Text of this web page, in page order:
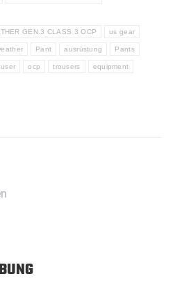
GEN.3 CLASS 3 OCP us gear
Pant ausrüstung Pants
ocp trousers equipment